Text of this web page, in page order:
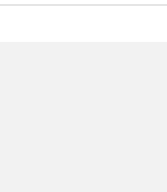
Николь Сергеевны